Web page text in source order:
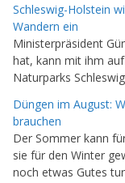
Schleswig-Holstein
Wandern ein
Ministerpräsident
hat, kann mit ihm
Naturparks
Düngen im August:
brauchen
Der Sommer kann
sie für den Winter
noch etwas Gutes